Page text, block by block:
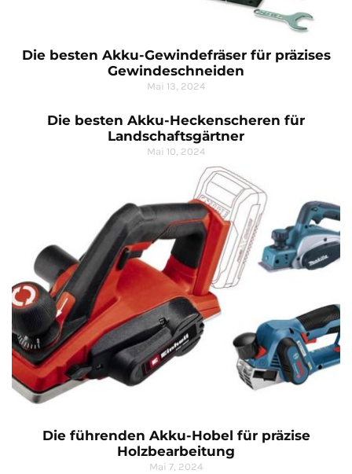
Die besten Akku-Gewindefräser für präzises
Gewindeschneiden
Mai 13, 2024
Die besten Akku-Heckenscheren für
Landschaftsgärtner
Mai 10, 2024
Die führenden Akku-Hobel für präzise
Holzbearbeitung
Mai 7, 2024